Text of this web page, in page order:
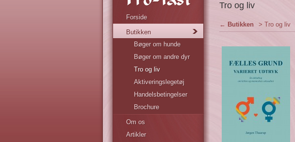
Forside
Butikken
Bøger om hunde
Bøger om andre dyr
Tro og liv
Aktiveringslegetøj
Handelsbetingelser
Brochure
Om os
Artikler
Tro og liv
← Butikken > Tro og liv